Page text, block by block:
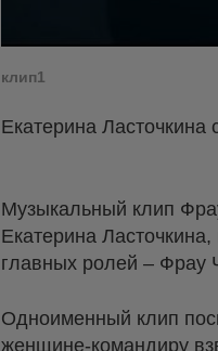
клип1
Екатерина
Музыкальный клип
Екатерина
главных ролей – Фрау
Одноименный клип
женщине-командиру